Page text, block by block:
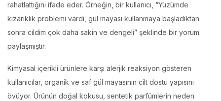
rahatlattığını ifade eder. Örneğin, bir kullanıcı, “Yüzümde
kızarıklık problemi vardı, gül mayası kullanmaya başladıktan
sonra cildim çok daha sakin ve dengeli” şeklinde bir yorum
paylaşmıştır.
Kimyasal içerikli ürünlere karşı alerjik reaksiyon gösteren
kullanıcılar, organik ve saf gül mayasının cilt dostu yapısını
övüyor. Ürünün doğal kokusu, sentetik parfümlerin neden